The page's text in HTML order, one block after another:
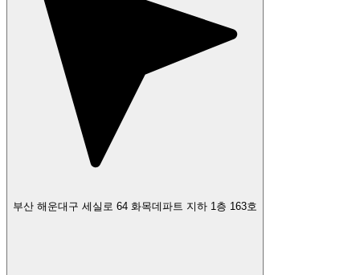
부산 해운대구 세실로 64 화목데파트 지하 1층 163호